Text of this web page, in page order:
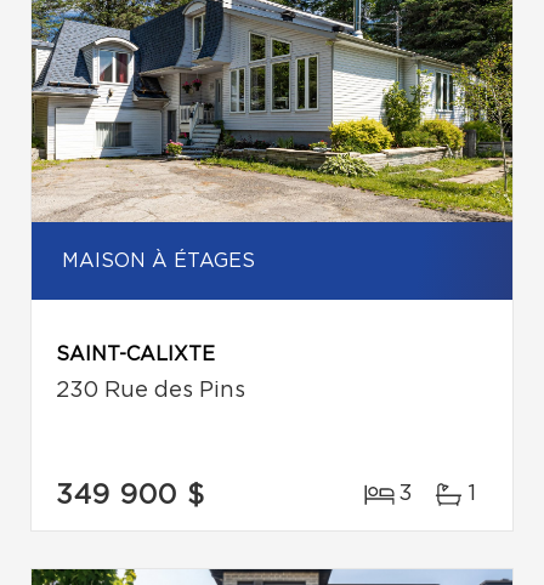
MAISON À ÉTAGES
SAINT-CALIXTE
230 Rue des Pins
349 900 $ 3 1